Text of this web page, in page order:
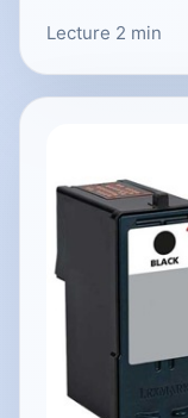
Lecture 2 min